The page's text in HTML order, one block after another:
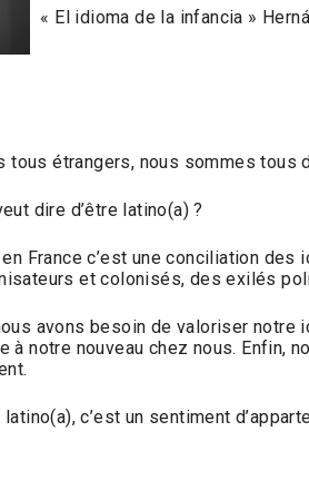
« El idioma de la infancia »
tous étrangers, nous sommes tous
dire d’être latino(a) ?
France c’est une conciliation
et colonisés, des exilés
avons besoin de valoriser
à notre nouveau chez nous. Enfin,
c’est un sentiment